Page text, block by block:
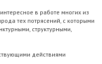
в работе многих из
тех потрясений, с которыми
структурными,
действиями